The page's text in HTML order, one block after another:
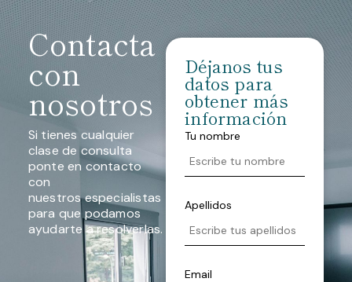
Contacta
con
nosotros
Si tienes cualquier
clase de consulta
ponte en contacto
con
nuestros especialistas
para que podamos
ayudarte a resolverlas.
Déjanos tus
datos para
obtener más
información
Tu nombre
Apellidos
Email